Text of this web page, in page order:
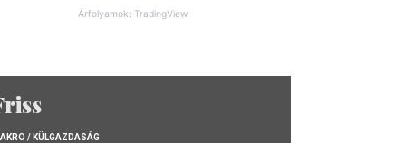
Árfolyamok: TradingView
/ KÜLGAZDASÁG